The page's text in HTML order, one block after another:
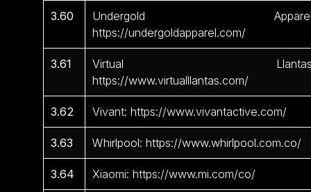
3.60
Undergold
https://undergoldapparel.com/
3.61
Virtual
https://www.virtualllantas.com/
3.62 Vivant: https://www.vivantactive.com/
3.63 Whirlpool: https://www.whirlpool.com.co/
3.64 Xiaomi: https://www.mi.com/co/